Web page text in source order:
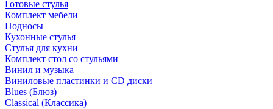
Готовые стулья
Комплект мебели
Подносы
Кухонные стулья
Стулья для кухни
Комплект стол со стульями
Винил и музыка
Виниловые пластинки и CD диски
Blues (Блюз)
Classical (Классика)